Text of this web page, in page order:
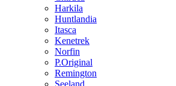
Harkila
Huntlandia
Itasca
Kenetrek
Norfin
P.Original
Remington
Seeland